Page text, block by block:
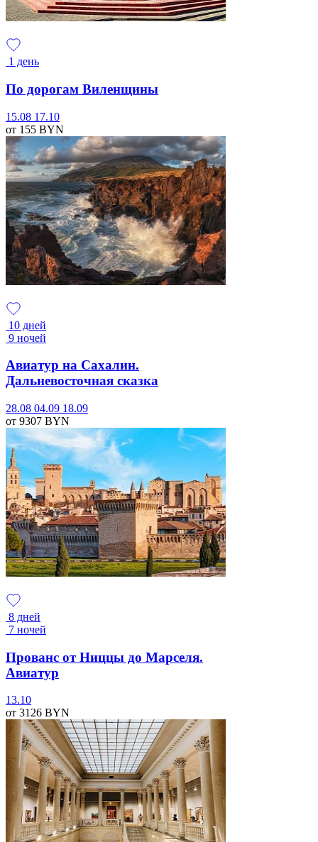
1 день
По дорогам Виленщины
15.08 17.10
от 155 BYN
10 дней
9 ночей
Авиатур на Сахалин.
Дальневосточная сказка
28.08 04.09 18.09
от 9307 BYN
8 дней
7 ночей
Прованс от Ниццы до Марселя.
Авиатур
13.10
от 3126 BYN